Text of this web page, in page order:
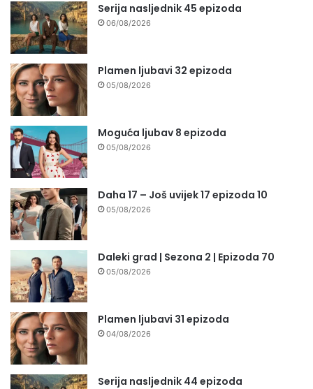
Serija nasljednik 45 epizoda
06/08/2026
Plamen ljubavi 32 epizoda
05/08/2026
Moguća ljubav 8 epizoda
05/08/2026
Daha 17 – Još uvijek 17 epizoda 10
05/08/2026
Daleki grad | Sezona 2 | Epizoda 70
05/08/2026
Plamen ljubavi 31 epizoda
04/08/2026
Serija nasljednik 44 epizoda